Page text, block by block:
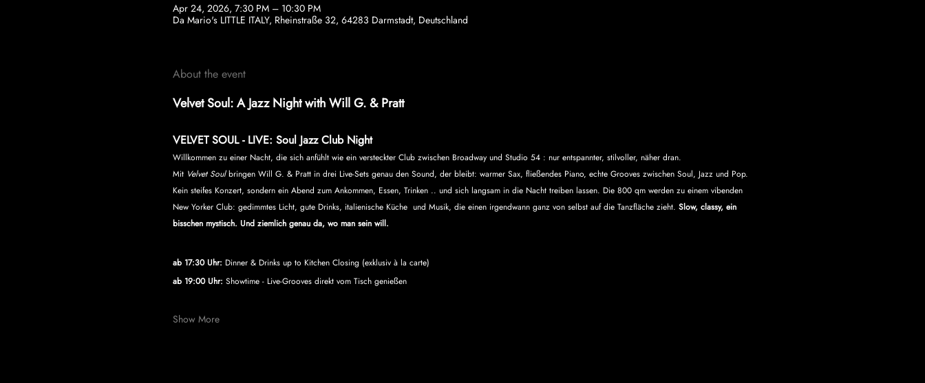
Apr 24, 2026, 7:30 PM – 10:30 PM
Da Mario's LITTLE ITALY, Rheinstraße 32, 64283 Darmstadt, Deutschland
About the event
Velvet Soul: A Jazz Night with Will G. & Pratt
VELVET SOUL - LIVE: Soul Jazz Club Night
Willkommen zu einer Nacht, die sich anfühlt wie ein versteckter Club zwischen Broadway und Studio 54 : nur entspannter, stilvoller, näher dran.
Mit Velvet Soul bringen Will G. & Pratt in drei Live-Sets genau den Sound, der bleibt: warmer Sax, fließendes Piano, echte Grooves zwischen Soul, Jazz und Pop.
Kein steifes Konzert, sondern ein Abend zum Ankommen, Essen, Trinken .. und sich langsam in die Nacht treiben lassen. Die 800 qm werden zu einem vibenden
New Yorker Club: gedimmtes Licht, gute Drinks, italienische Küche  und Musik, die einen irgendwann ganz von selbst auf die Tanzfläche zieht. Slow, classy, ein
bisschen mystisch. Und ziemlich genau da, wo man sein will.
ab 17:30 Uhr: Dinner & Drinks up to Kitchen Closing (exklusiv à la carte)
ab 19:00 Uhr: Showtime - Live-Grooves direkt vom Tisch genießen
Show More